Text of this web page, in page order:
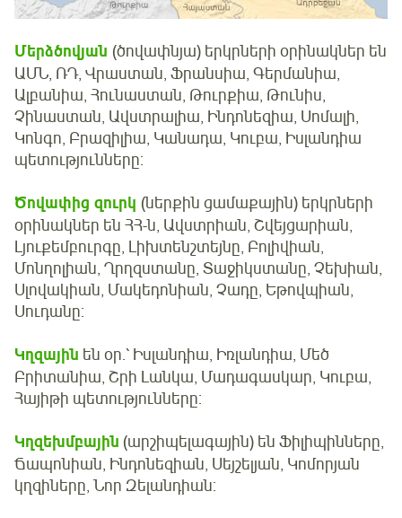
Մերձծովյան (ծովափնյա) երկրների օրինակներ են
ԱՄՆ, ՌԴ, Վրաստան, Ֆրանսիա, Գերմանիա,
Ալբանիա, Հունաստան, Թուրքիա, Թունիս,
Չինաստան, Ավստրալիա, Ինդոնեզիա, Սոմալի,
Կոնգո, Բրազիլիա, Կանադա, Կուբա, Իսլանդիա
պետությունները:
Ծովափից զուրկ (ներքին ցամաքային) երկրների
օրինակներ են ՀՀ-ն, Ավստրիան, Շվեյցարիան,
Լյուքեմբուրգը, Լիխտենշտեյնը, Բոլիվիան,
Մոնղոլիան, Ղրղզստանը, Տաջիկստանը, Չեխիան,
Սլովակիան, Մակեդոնիան, Չադը, Եթովպիան,
Սուդանը:
Կղզային են օր.՝ Իսլանդիա, Իռլանդիա, Մեծ
Բրիտանիա, Շրի Լանկա, Մադագասկար, Կուբա,
Հայիթի պետությունները:
Կղզեխմբային (արշիպելագային) են Ֆիլիպինները,
Ճապոնիան, Ինդոնեզիան, Սեյշելյան, Կոմորյան
կղզիները, Նոր Զելանդիան: